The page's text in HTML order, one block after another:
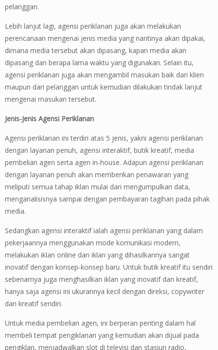
pelanggan.
Lebih lanjut lagi, agensi periklanan juga akan melakukan
perencanaan mengenai jenis media yang nantinya akan dipakai,
dimana media tersebut akan dipasang, kapan media akan
dipasang dan berapa lama waktu yang digunakan. Selain itu,
agensi periklanan juga akan mengambil masukan baik dari klien
maupun dari pelanggan untuk kemudian dilakukan tindak lanjut
mengenai masukan tersebut.
Jenis-Jenis Agensi Periklanan
Agensi periklanan ini terdiri atas 5 jenis, yakni agensi periklanan
dengan layanan penuh, agensi interaktif, butik kreatif, media
pembelian agen serta agen in-house. Adapun agensi periklanan
dengan layanan penuh akan memberikan penawaran yang
meliputi semua tahap iklan mulai dari mengumpulkan data,
menganalisisnya sampai dengan pembayaran tagihan pada pihak
media.
Sedangkan agensi interaktif ialah agensi periklanan yang dalam
pekerjaannya menggunakan mode komunikasi modern,
melakukan iklan online dan iklan yang dihasilkannya sangat
inovatif dengan konsep-konsep baru. Untuk butik kreatif itu sendiri
sebenarnya juga menghasilkan iklan yang inovatif dan kreatif,
hanya saja agensi ini ukurannya kecil dengan direksi, copywriter
dan kreatif sendiri.
Untuk media pembelian agen, ini berperan penting dalam hal
membeli tempat pengiklanan yang kemudian akan dijual pada
pengiklan, menjadwalkan slot di televisi dan stasiun radio,